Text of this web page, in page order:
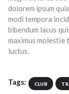
dolorem ipsum
modi tempora
bibendum lacus
maximus molestie
luctus.
Tags: CLUB